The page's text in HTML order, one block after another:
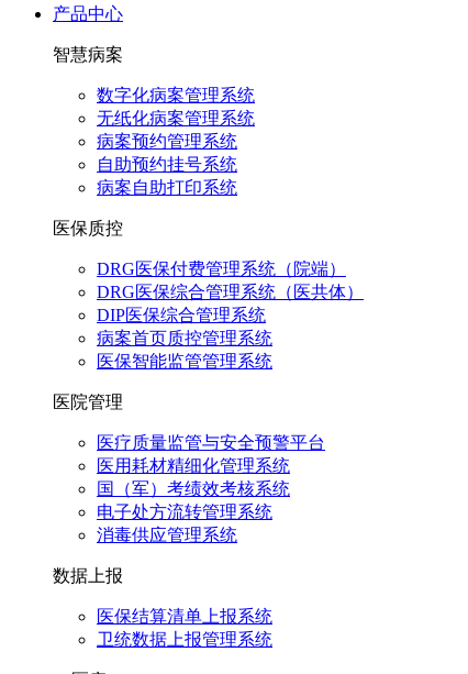
产品中心
智慧病案
数字化病案管理系统
无纸化病案管理系统
病案预约管理系统
自助预约挂号系统
病案自助打印系统
医保质控
DRG医保付费管理系统（院端）
DRG医保综合管理系统（医共体）
DIP医保综合管理系统
病案首页质控管理系统
医保智能监管管理系统
医院管理
医疗质量监管与安全预警平台
医用耗材精细化管理系统
国（军）考绩效考核系统
电子处方流转管理系统
消毒供应管理系统
数据上报
医保结算清单上报系统
卫统数据上报管理系统